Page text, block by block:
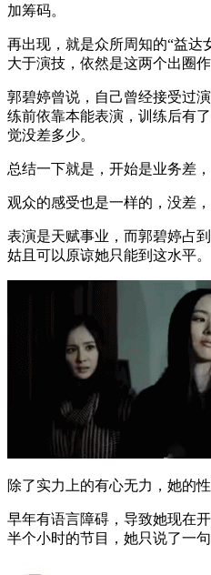
加筹码。
再出现，就是众所周知的“益达
大于演技，依然是这两个出圈作
郭碧婷曾说，自己曾经接受过
练前依靠本能表演，训练后有
觉没差多少。
总结一下就是，开始是业务差
观众的感受也是一样的，没差，
表演是天赋事业，而郭碧婷占
姑且可以原谅她只能到这水平。
除了实力上的有心无力，她的
早年有语言障碍，导致她现在
半个小时的节目，她只说了一句